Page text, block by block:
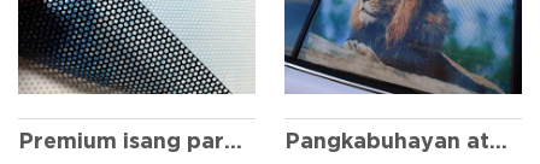
Premium isang paraan ng pangitain Pangkabuhayan at Praktikal sa isang paraan ng pangitain